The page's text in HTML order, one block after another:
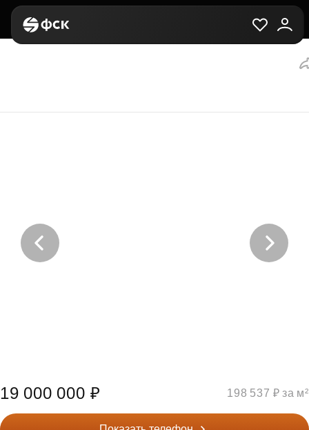
4-комнатная, 95.7
19 000 000 ₽ 198 537 ₽ за м²